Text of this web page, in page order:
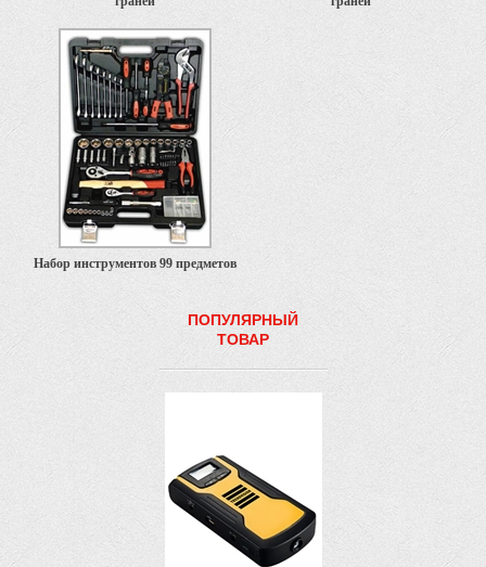
Набор инструментов 99 предметов
ПОПУЛЯРНЫЙ
ТОВАР